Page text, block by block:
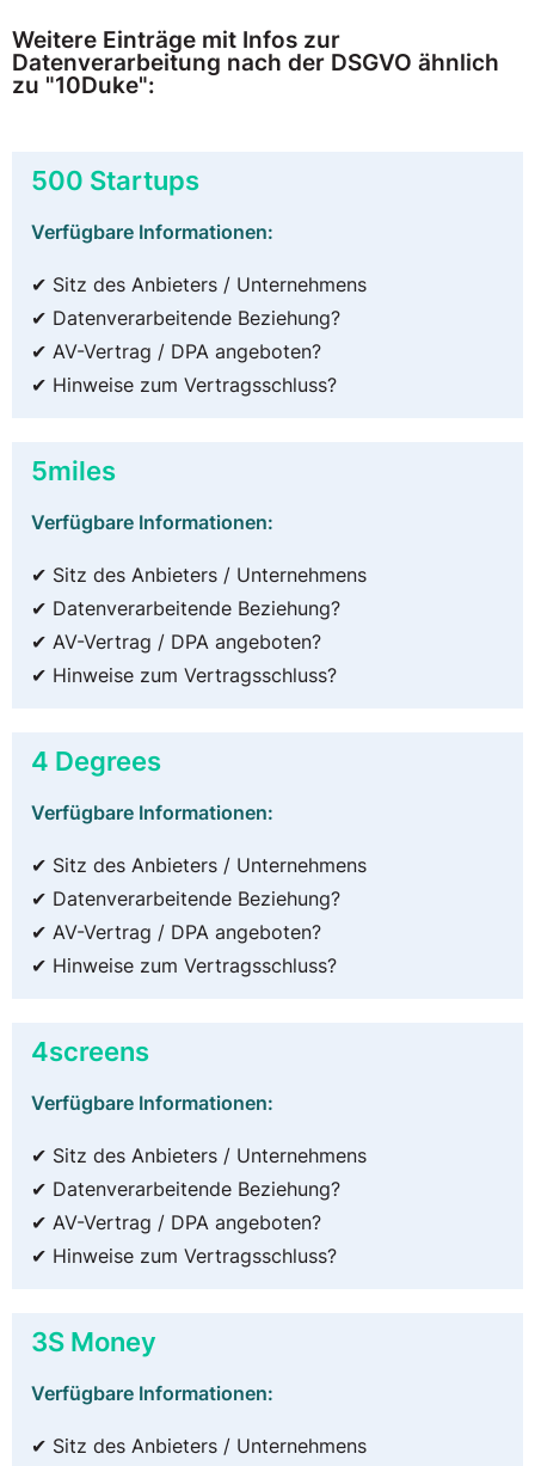
Weitere Einträge mit Infos zur
Datenverarbeitung nach der DSGVO ähnlich
zu "10Duke":
500 Startups
Verfügbare Informationen:
✔ Sitz des Anbieters / Unternehmens
✔ Datenverarbeitende Beziehung?
✔ AV-Vertrag / DPA angeboten?
✔ Hinweise zum Vertragsschluss?
5miles
Verfügbare Informationen:
✔ Sitz des Anbieters / Unternehmens
✔ Datenverarbeitende Beziehung?
✔ AV-Vertrag / DPA angeboten?
✔ Hinweise zum Vertragsschluss?
4 Degrees
Verfügbare Informationen:
✔ Sitz des Anbieters / Unternehmens
✔ Datenverarbeitende Beziehung?
✔ AV-Vertrag / DPA angeboten?
✔ Hinweise zum Vertragsschluss?
4screens
Verfügbare Informationen:
✔ Sitz des Anbieters / Unternehmens
✔ Datenverarbeitende Beziehung?
✔ AV-Vertrag / DPA angeboten?
✔ Hinweise zum Vertragsschluss?
3S Money
Verfügbare Informationen:
✔ Sitz des Anbieters / Unternehmens